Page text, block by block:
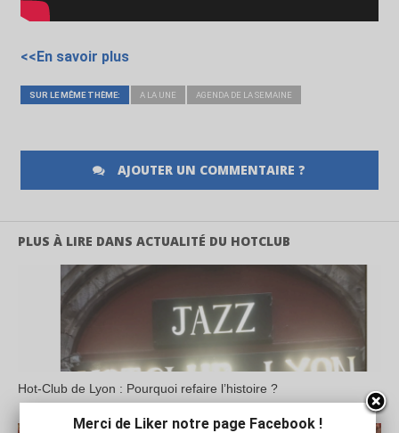
<<En savoir plus
SUR LE MÊME THÈME: A LA UNE AGENDA DE LA SEMAINE
AJOUTER UN COMMENTAIRE ?
PLUS À LIRE DANS ACTUALITÉ DU HOTCLUB
Hot-Club de Lyon : Pourquoi refaire l’histoire ?
Merci de Liker notre page Facebook !